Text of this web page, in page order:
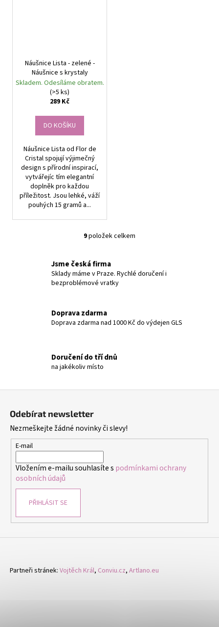
Náušnice Lista - zelené -
Náušnice s krystaly
Skladem. Odesíláme obratem.
(>5 ks)
289 Kč
DO KOŠÍKU
Náušnice Lista od Flor de
Cristal spojují výjimečný
design s přírodní inspirací,
vytvářejíc tím elegantní
doplněk pro každou
příležitost. Jsou lehké, váží
pouhých 15 gramů a...
O
l
á
d
p
k
ý
s
9položek celkem
Jsme česká firma
Sklady máme v Praze. Rychlé doručení i
bezproblémové vratky
Doprava zdarma
Doprava zdarma nad 1000 Kč do výdejen GLS
Doručení do tří dnů
na jakékoliv místo
Odebírat newsletter
Nezmeškejte žádné novinky či slevy!
E-mail
Vložením e-mailu souhlasíte s podmínkami ochrany
osobních údajů
PŘIHLÁSIT SE
Partneři stránek: Vojtěch Král, Conviu.cz, Artlano.eu